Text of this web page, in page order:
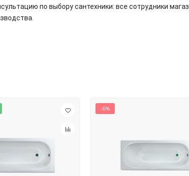
по выбору сантехники: все сотрудники
-6%